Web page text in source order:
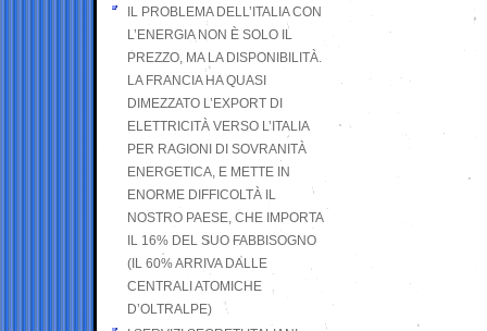
IL PROBLEMA DELL’ITALIA CON
L’ENERGIA NON È SOLO IL
PREZZO, MA LA DISPONIBILITÀ.
LA FRANCIA HA QUASI
DIMEZZATO L’EXPORT DI
ELETTRICITÀ VERSO L’ITALIA
PER RAGIONI DI SOVRANITÀ
ENERGETICA, E METTE IN
ENORME DIFFICOLTÀ IL
NOSTRO PAESE, CHE IMPORTA
IL 16% DEL SUO FABBISOGNO
(IL 60% ARRIVA DALLE
CENTRALI ATOMICHE
D’OLTRALPE)